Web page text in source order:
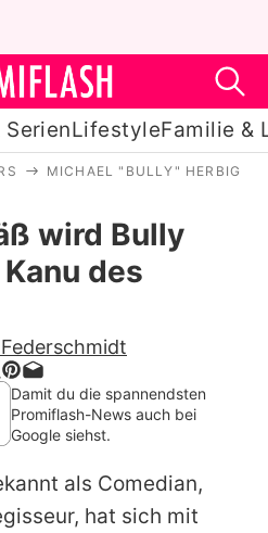
SerienLifestyleFamilie &
Stars
& Serien
& Liebe
Exklusiv
auf Promiflash
MICHAEL "BULLY" HERBIG
wird Bully
des
Damit du die spannendsten
Promiflash-News auch bei
Google siehst.
als Comedian,
hat sich mit